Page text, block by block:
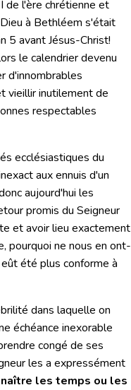
de l'ère chrétienne et
à Bethléem s'était
5 avant Jésus-Christ!
le calendrier devenu
d'innombrables
vieillir inutilement de
respectables
ecclésiastiques du
aux ennuis d'un
aujourd'hui les
promis du Seigneur
et avoir lieu exactement
pourquoi ne nous en ont-
été plus conforme à
dans laquelle on
échéance inexorable
congé de ses
les a expressément
les temps ou les